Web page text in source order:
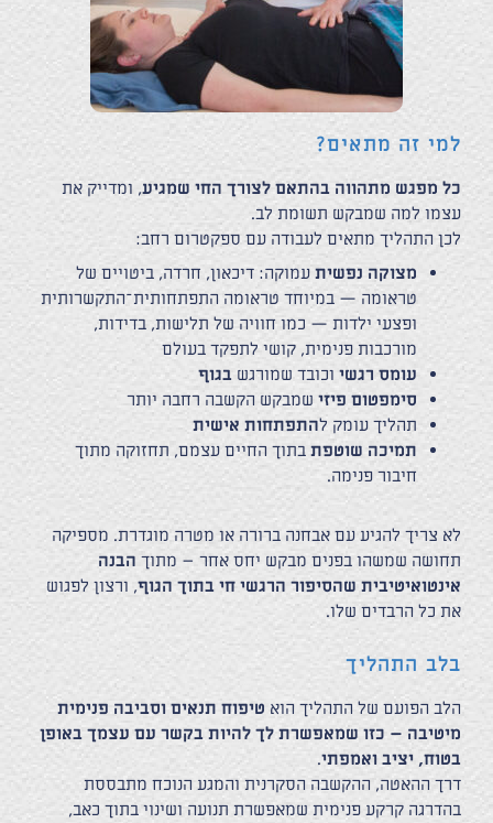
למי זה מתאים?
כל מפגש מתהווה בהתאם לצורך החי שמגיע, ומדייק את
עצמו למה שמבקש תשומת לב.
לכן התהליך מתאים לעבודה עם ספקטרום רחב:
מצוקה נפשיתעמוקה: דיכאון, חרדה, ביטויים של
טראומה — במיוחד טראומה התפתחותית־התקשרותית
ופצעי ילדות — כמו חוויה של תלישות, בדידות,
מורכבות פנימית, קושי לתפקד בעולם
עומס רגשי וכובד שמורגש בגוף
סימפטום פיזישמבקש הקשבה רחבה יותר
תהליך עומק להתפתחות אישית
תמיכה שוטפתבתוך החיים עצמם, תחזוקה מתוך
חיבור פנימה.
לא צריך להגיע עם אבחנה ברורה או מטרה מוגדרת. מספיקה
תחושה שמשהו בפנים מבקש יחס אחר – מתוך הבנה
אינטואיטיבית שהסיפור הרגשי חי בתוך הגוף, ורצון לפגוש
את כל הרבדים שלו.
בלב התהליך
הלב הפועם של התהליך הוא טיפוח תנאים וסביבה פנימית
מיטיבה – כזו שמאפשרת לך להיות בקשר עם עצמך באופן
בטוח, יציב ואמפתי.
דרך ההאטה, ההקשבה הסקרנית והמגע הנוכח מתבססת
בהדרגה קרקע פנימית שמאפשרת תנועה ושינוי בתוך כאב,